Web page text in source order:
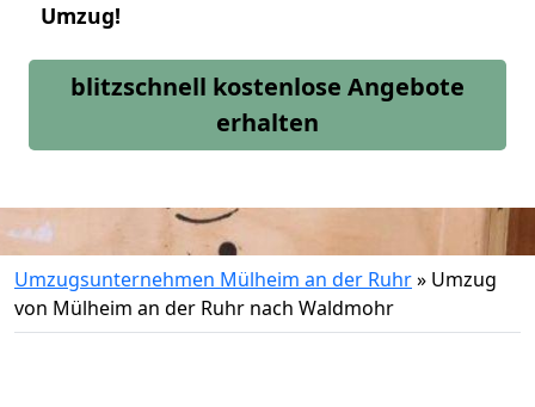
Umzug!
blitzschnell kostenlose Angebote
erhalten
Umzugsunternehmen Mülheim an der Ruhr» Umzug
von Mülheim an der Ruhr nach Waldmohr